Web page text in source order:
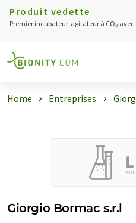
Produit vedette
Premier incubateur-agitateur à CO₂ avec
Home Entreprises
Giorgio Bormac s.r.l